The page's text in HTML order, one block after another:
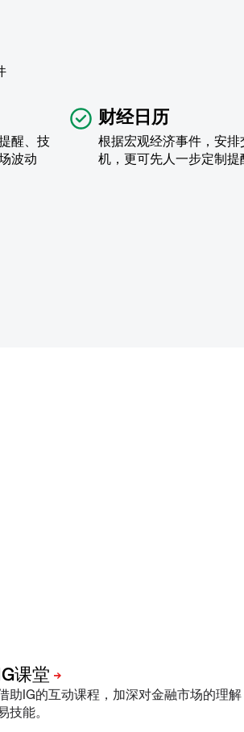
醒、技
波动
财经日历
根据宏观经济事件，安排
机，更可先人一步定制提
助IG的互动课程，加深对金融市场的理
技能。